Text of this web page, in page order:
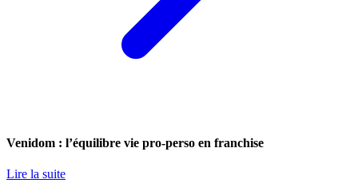
Venidom : l’équilibre vie pro-perso en franchise
Lire la suite